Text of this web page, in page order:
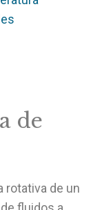
de
rotativa de un